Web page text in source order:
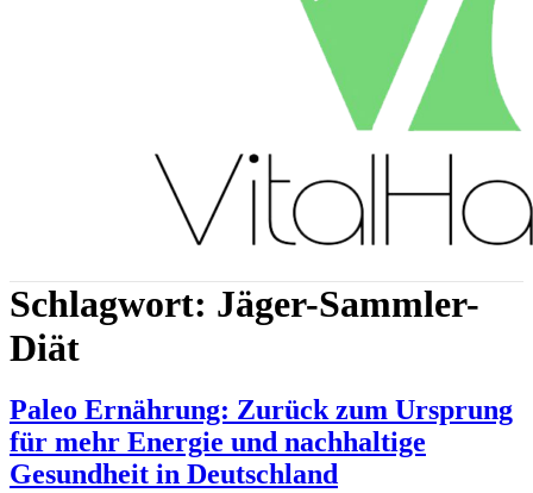
Schlagwort: Jäger-Sammler-
Diät
Paleo Ernährung: Zurück zum Ursprung
für mehr Energie und nachhaltige
Gesundheit in Deutschland